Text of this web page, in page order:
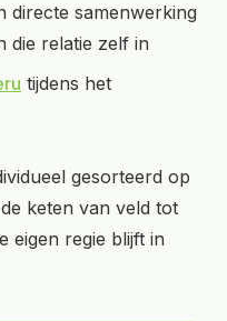
directe samenwerking
die relatie zelf in
tijdens het
gesorteerd op
keten van veld tot
eigen regie blijft in